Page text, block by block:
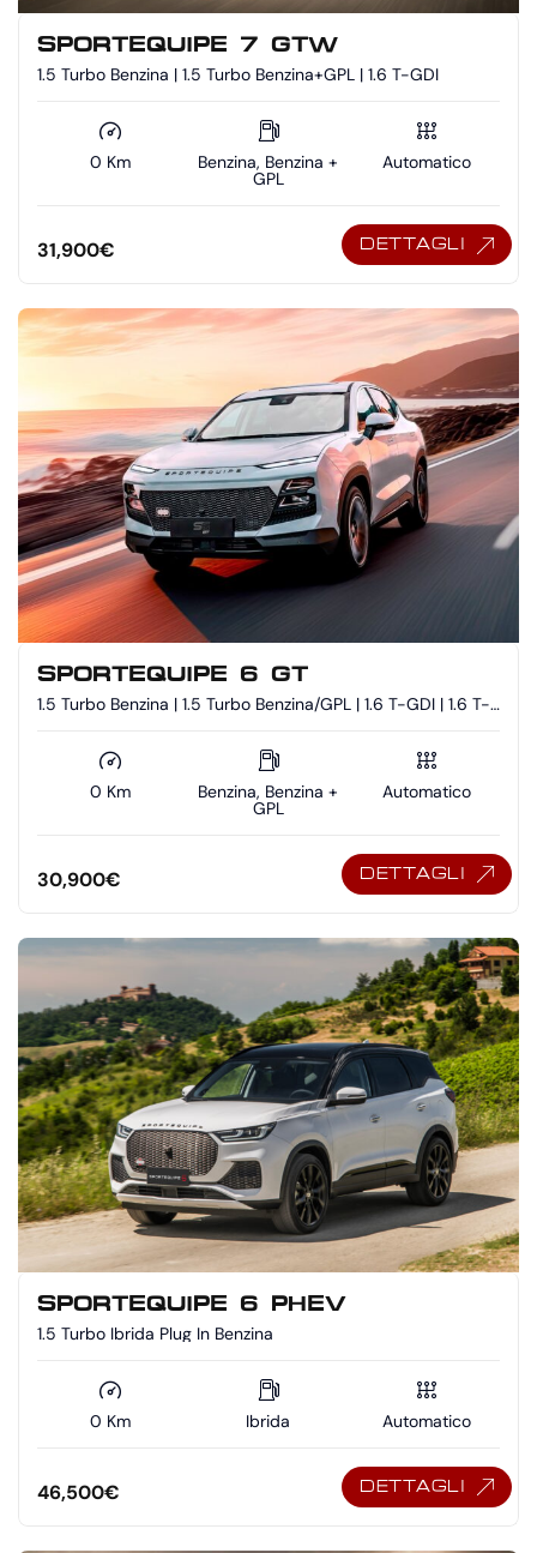
SPORTEQUIPE 7 GTW
1.5 Turbo Benzina | 1.5 Turbo Benzina+GPL | 1.6 T-GDI
0 Km Benzina, Benzina +
GPL
Automatico
31,900€ DETTAGLI
SPORTEQUIPE 6 GT
1.5 Turbo Benzina | 1.5 Turbo Benzina/GPL | 1.6 T-GDI | 1.6 T-
0 Km Benzina, Benzina +
GPL
Automatico
30,900€ DETTAGLI
SPORTEQUIPE 6 PHEV
1.5 Turbo Ibrida Plug In Benzina
0 Km Ibrida Automatico
46,500€ DETTAGLI